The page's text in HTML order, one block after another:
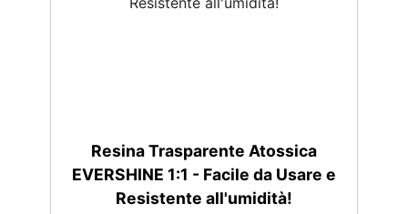
Resina Trasparente Atossica
EVERSHINE 1:1 - Facile da Usare e
Resistente all'umidità!